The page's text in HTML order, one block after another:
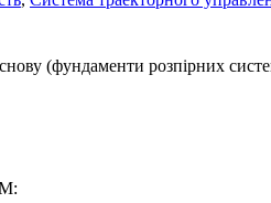
(фундаменти розпірних